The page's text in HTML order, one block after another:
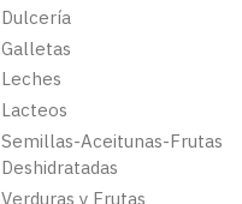
Dulcería
Galletas
Leches
Lacteos
Semillas-Aceitunas-Frutas
Deshidratadas
Verduras y Frutas